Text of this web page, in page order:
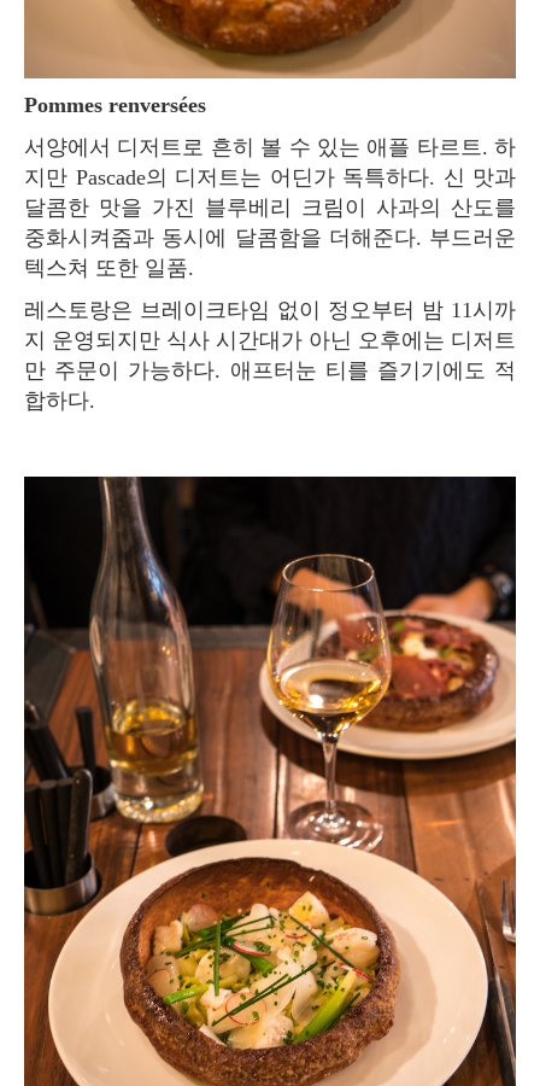
Pommes renversées
서양에서 디저트로 흔히 볼 수 있는 애플 타르트. 하
지만 Pascade의 디저트는 어딘가 독특하다. 신 맛과
달콤한 맛을 가진 블루베리 크림이 사과의 산도를
중화시켜줌과 동시에 달콤함을 더해준다. 부드러운
텍스쳐 또한 일품.
레스토랑은 브레이크타임 없이 정오부터 밤 11시까
지 운영되지만 식사 시간대가 아닌 오후에는 디저트
만 주문이 가능하다. 애프터눈 티를 즐기기에도 적
합하다.